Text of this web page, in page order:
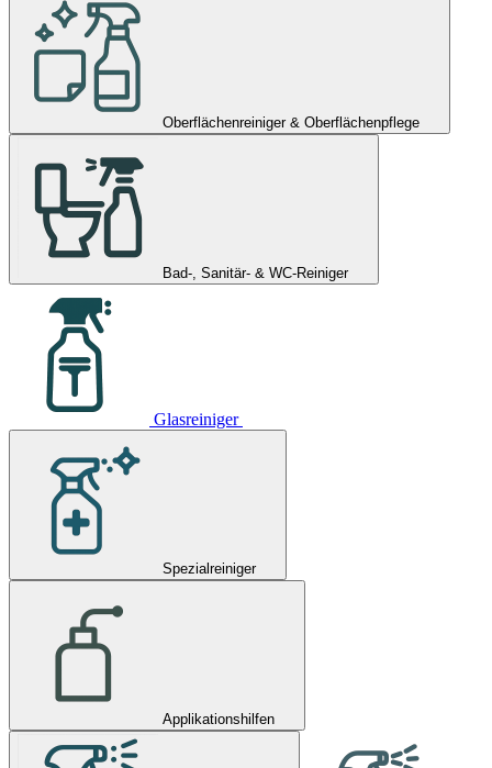
Oberflächenreiniger & Oberflächenpflege
Bad-, Sanitär- & WC-Reiniger
Glasreiniger
Spezialreiniger
Applikationshilfen